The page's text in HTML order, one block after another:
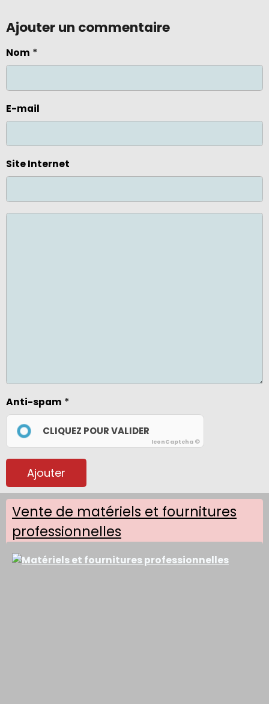
Ajouter un commentaire
Nom
E-mail
Site Internet
Anti-spam
CLIQUEZ POUR VALIDER
IconCaptcha ©
Ajouter
Vente de matériels et fournitures
professionnelles